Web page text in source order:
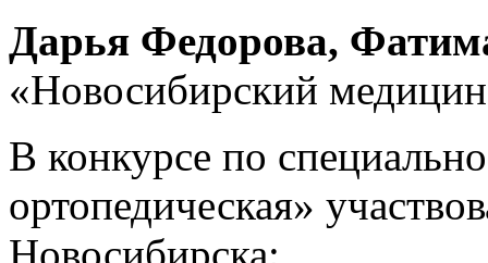
Дарья Федорова,
«Новосибирский
В конкурсе по
ортопедическая»